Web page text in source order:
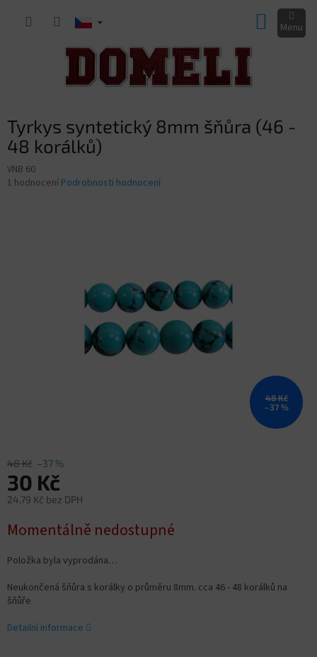
KOŠÍK
Tyrkys syntetický 8mm šňůra (46 -
48 korálků)
VNB 60
Průměrné
1 hodnocení Podrobnosti hodnocení
48 Kč
–37 %
48 Kč –37 %
30 Kč
24,79 Kč bez DPH
cena:
Momentálně nedostupné
Položka byla vyprodána…
Neukončená šňůra s korálky o průměru 8mm. cca 46 - 48 korálků na
šňůře
Detailní informace